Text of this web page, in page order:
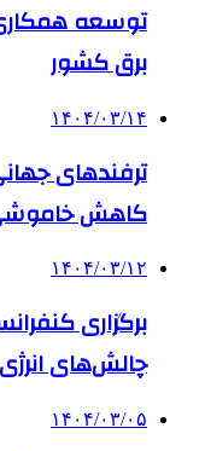
توسعه
برق کشور
۱۴۰۴/۰۳/۱۴
ترفندهای
کاهش
۱۴۰۴/۰۳/۱۲
برگزاری
چالش‌های انرژی
۱۴۰۴/۰۳/۰۵